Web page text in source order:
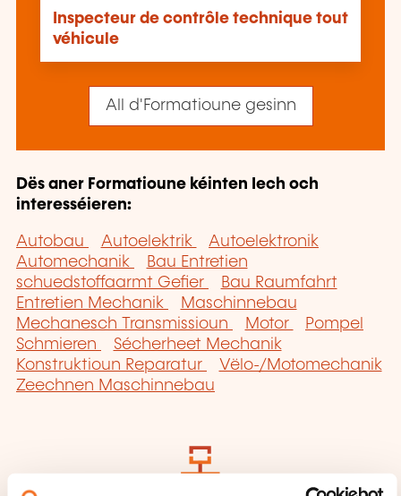
Inspecteur de contrôle technique tout
véhicule
All d'Formatioune gesinn
Dës aner Formatioune kéinten Iech och
interesséieren:
Autobau Autoelektrik
Autoelektronik
Automechanik
Bau Entretien
schuedstoffaarmt Gefier
Bau Raumfahrt
Entretien Mechanik
Maschinnebau
Mechanesch Transmissioun
Motor
Pompel
Schmieren
Sécherheet Mechanik
Konstruktioun Reparatur
Vëlo-/Motomechanik
Zeechnen Maschinnebau